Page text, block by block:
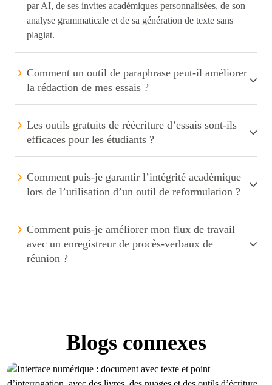
par AI, de ses invites académiques personnalisées, de son
analyse grammaticale et de sa génération de texte sans
plagiat.
Comment un outil de paraphrase peut-il améliorer
la rédaction de mes essais ?
Les outils gratuits de réécriture d’essais sont-ils
efficaces pour les étudiants ?
Comment puis-je garantir l’intégrité académique
lors de l’utilisation d’un outil de reformulation ?
Comment puis-je améliorer mon flux de travail
avec un enregistreur de procès-verbaux de
réunion ?
Blogs connexes